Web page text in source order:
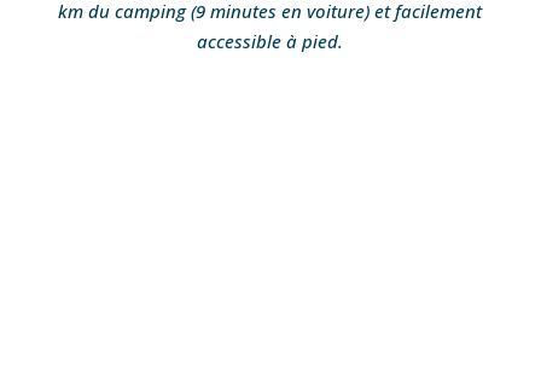
km du camping (9 minutes en voiture) et facilement
accessible à pied.